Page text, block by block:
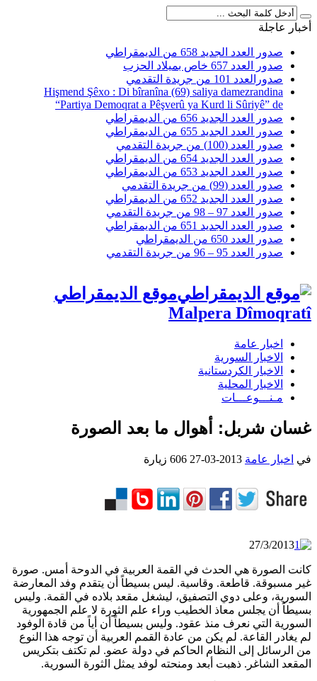
أخبار عاجلة
صدور العدد الجديد 658 من الديمقراطي
صدور العدد 657 خاص بميلاد الحزب
صدورالعدد 101 من جريدة التقدمي
Hişmend Şêxo : Di bîranîna (69) saliya damezrandina
“Partiya Demoqrat a Pêşverû ya Kurd li Sûriyê” de
صدور العدد الجديد 656 من الديمقراطي
صدور العدد الجديد 655 من الديمقراطي
صدور العدد (100) من جريدة التقدمي
صدور العدد الجديد 654 من الديمقراطي
صدور العدد الجديد 653 من الديمقراطي
صدور العدد (99) من جريدة التقدمي
صدور العدد الجديد 652 من الديمقراطي
صدور العدد 97 – 98 من جريدة التقدمي
صدور العدد الجديد 651 من الديمقراطي
صدور العدد 650 من الديمقراطي
صدور العدد 95 – 96 من جريدة التقدمي
موقع الديمقراطي
Malpera Dîmoqratî
اخبار عامة
الاخبار السورية
الاخبار الكردستانية
الاخبار المحلية
مـنـــوعـــات
غسان شربل: أهوال ما بعد الصورة
في اخبار عامة 2013-03-27 606 زيارة
27/3/2013
كانت الصورة هي الحدث في القمة العربية في الدوحة أمس. صورة
غير مسبوقة. قاطعة. وقاسية. ليس بسيطاً أن يتقدم وفد المعارضة
السورية، وعلى دوي التصفيق، ليشغل مقعد بلاده في القمة. وليس
بسيطاً أن يجلس معاذ الخطيب وراء علم الثورة لا علم الجمهورية
السورية التي نعرف منذ عقود. وليس بسيطاً أن أياً من قادة الوفود
لم يغادر القاعة. لم يكن من عادة القمم العربية أن توجه هذا النوع
من الرسائل إلى النظام الحاكم في دولة عضو. لم تكتف بتكريس
المقعد الشاغر. ذهبت أبعد ومنحته لوفد يمثل الثورة السورية.